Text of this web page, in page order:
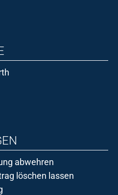
abwehren
löschen lassen